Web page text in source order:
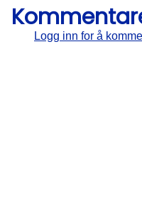
Logg inn for å